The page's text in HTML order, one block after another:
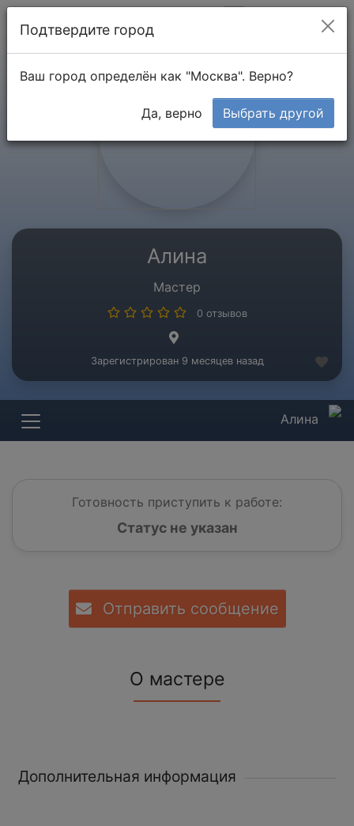
Алина
Мастер
0 отзывов
Зарегистрирован 9 месяцев назад
Алина
Готовность приступить к работе:
Статус не указан
Отправить сообщение
О мастере
Дополнительная информация
Подтвердите город
Ваш город определён как "Москва". Верно?
Да, верно Выбрать другой